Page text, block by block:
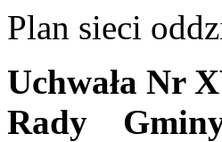
Plan sieci
Uchwała Nr
Rady